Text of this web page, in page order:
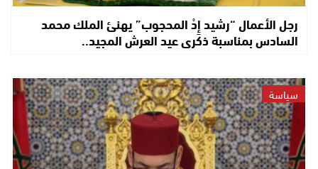
رجل الأعمال “رشيد إِدْ المحجوب” يهنئ الملك محمد
السادس بمناسبة ذكرى عيد العرش المجيد..
سياسة